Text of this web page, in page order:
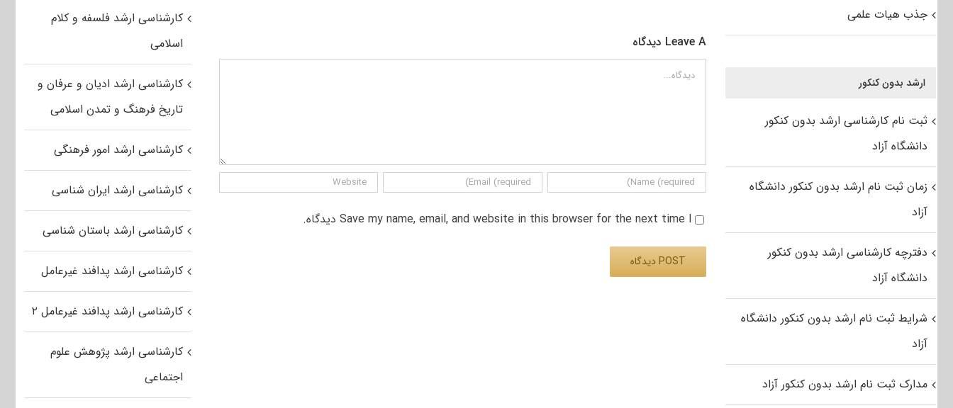
Leave A دیدگاه
دیدگاه
Save my name, email, and website in this browser for the next time I دیدگاه.
کارشناسی ارشد فلسفه و کلام
اسلامی
کارشناسی ارشد ادیان و عرفان و
تاریخ فرهنگ و تمدن اسلامی
کارشناسی ارشد امور فرهنگی
کارشناسی ارشد ایران شناسی
کارشناسی ارشد باستان شناسی
کارشناسی ارشد پدافند غیرعامل
کارشناسی ارشد پدافند غیرعامل ۲
کارشناسی ارشد پژوهش علوم
اجتماعی
جذب هیات علمی
ارشد بدون کنکور
ثبت نام کارشناسی ارشد بدون کنکور
دانشگاه آزاد
زمان ثبت نام ارشد بدون کنکور دانشگاه
آزاد
دفترچه کارشناسی ارشد بدون کنکور
دانشگاه آزاد
شرایط ثبت نام ارشد بدون کنکور دانشگاه
آزاد
مدارک ثبت نام ارشد بدون کنکور آزاد